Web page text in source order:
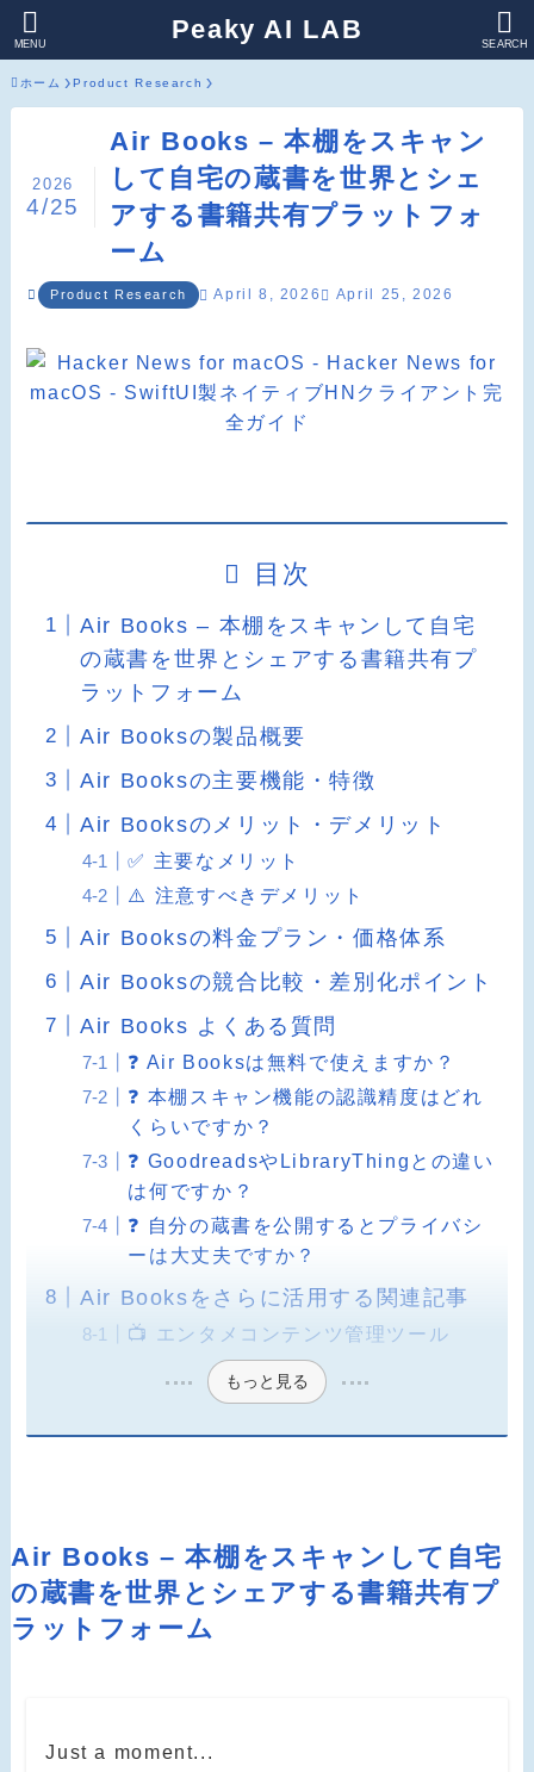
Peaky AI LAB SEARCH
MENU
ホーム Product Research
Air Books – 本棚をスキャン
して自宅の蔵書を世界とシェ
アする書籍共有プラットフォ
ーム
2026
4/25
Product Research April 8, 2026 April 25, 2026
目次
Air Books – 本棚をスキャンして自宅
の蔵書を世界とシェアする書籍共有プ
ラットフォーム
Air Booksの製品概要
Air Booksの主要機能・特徴
Air Booksのメリット・デメリット
✅ 主要なメリット
⚠️ 注意すべきデメリット
Air Booksの料金プラン・価格体系
Air Booksの競合比較・差別化ポイント
Air Books よくある質問
❓ Air Booksは無料で使えますか？
❓ 本棚スキャン機能の認識精度はどれ
くらいですか？
❓ GoodreadsやLibraryThingとの違い
は何ですか？
❓ 自分の蔵書を公開するとプライバシ
ーは大丈夫ですか？
Air Booksをさらに活用する関連記事
📺 エンタメコンテンツ管理ツール
もっと見る
Air Books – 本棚をスキャンして自宅
の蔵書を世界とシェアする書籍共有プ
ラットフォーム
Just a moment...